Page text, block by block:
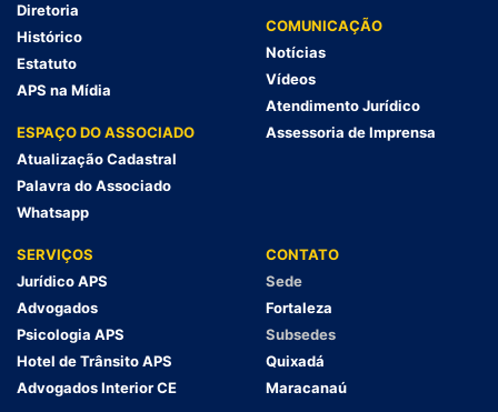
Diretoria
Histórico
Estatuto
APS na Mídia
ESPAÇO DO ASSOCIADO
Atualização Cadastral
Palavra do Associado
Whatsapp
COMUNICAÇÃO
Notícias
Vídeos
Atendimento Jurídico
Assessoria de Imprensa
SERVIÇOS
Jurídico APS
Advogados
Psicologia APS
Hotel de Trânsito APS
Advogados Interior CE
CONTATO
Sede
Fortaleza
Subsedes
Quixadá
Maracanaú